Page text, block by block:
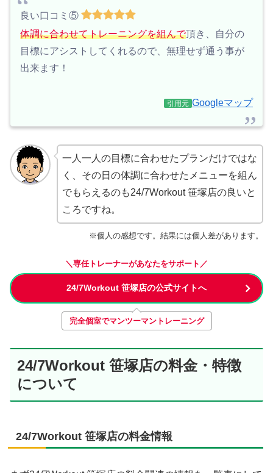
良い口コミ⑤
体調に合わせてトレーニングを組んで頂き、自分の
目標にアシストしてくれるので、無理せず通う事が
出来ます！
引用元 Googleマップ
一人一人の目標に合わせたプランだけではな
く、その日の体調に合わせたメニューを組ん
でもらえるのも24/7Workout 笹塚店の良いと
ころですね。
※個人の感想です。結果には個人差があります。
＼専任トレーナーがあなたをサポート／
24/7Workout 笹塚店の公式サイトへ
完全個室でマンツーマントレーニング
24/7Workout 笹塚店の料金・特徴
について
24/7Workout 笹塚店の料金情報